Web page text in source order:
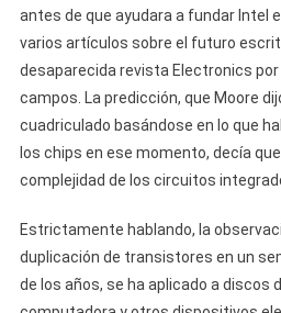
antes de que ayudara a fundar Intel
varios artículos sobre el futuro
desaparecida revista Electronics
campos. La predicción, que Moore
cuadriculado basándose en lo que
los chips en ese momento, decía
complejidad de los circuitos
Estrictamente hablando, la
duplicación de transistores en un
de los años, se ha aplicado a discos